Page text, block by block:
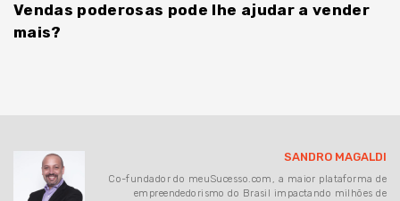
Vendas poderosas pode lhe ajudar a vender
mais?
SANDRO MAGALDI
Co-fundador do meuSucesso.com, a maior plataforma de
empreendedorismo do Brasil impactando milhões de